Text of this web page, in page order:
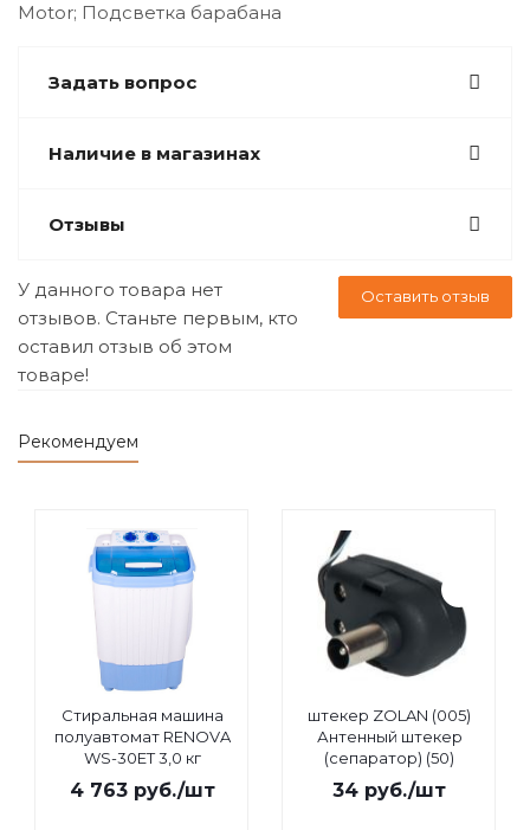
Motor; Подсветка барабана
Задать вопрос
Наличие в магазинах
Отзывы
Оставить отзыв
У данного товара нет
отзывов. Станьте первым, кто
оставил отзыв об этом
товаре!
Рекомендуем
Стиральная машина
полуавтомат RENOVA
WS-30ET 3,0 кг
4 763руб./шт
штекер ZOLAN (005)
Антенный штекер
(сепаратор) (50)
34 руб./шт